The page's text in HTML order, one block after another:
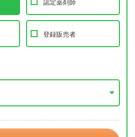
認定薬剤師
登録販売者